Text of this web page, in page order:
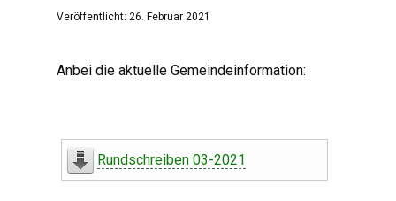
Veröffentlicht: 26. Februar 2021
Anbei die aktuelle Gemeindeinformation:
Rundschreiben 03-2021